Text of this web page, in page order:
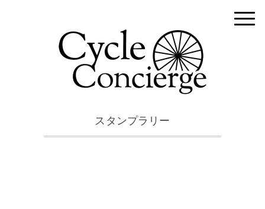
スタンプラリー